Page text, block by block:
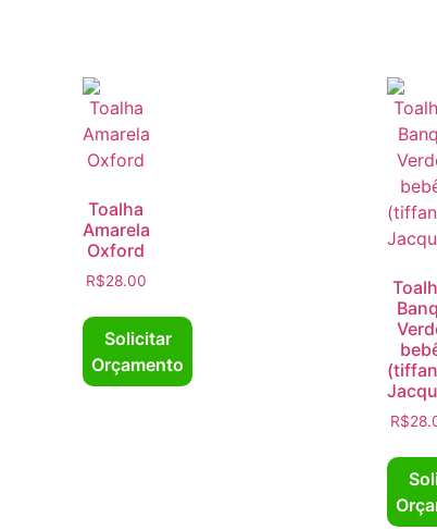
Toalha
Amarela
Oxford
R$28.00
Solicitar
Orçamento
R$